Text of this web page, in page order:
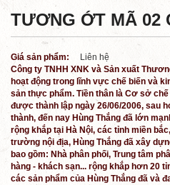
TƯƠNG ỚT MÃ 02
Giá sản phẩm:
Liên hệ
Công ty TNHH XNK và Sản xuất
hoạt động trong lĩnh vực chế biến và
sản thực phẩm. Tiền thân là Cơ sở
được thành lập ngày 26/06/2006, sau
thành, đến nay Hùng Thắng đã lớn
rộng khắp tại Hà Nội, các tỉnh miền
trường nội địa, Hùng Thắng đã xây
bao gồm: Nhà phân phối, Trung tâm
hàng - khách sạn... rộng khắp hơn 20
các sản phẩm của Hùng Thắng đã và